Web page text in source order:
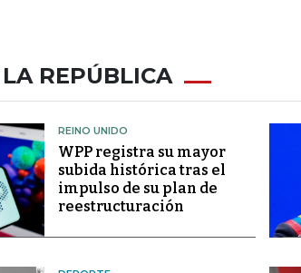
REPÚBLICA
REINO UNIDO
WPP registra su mayor
subida histórica tras el
impulso de su plan de
reestructuración